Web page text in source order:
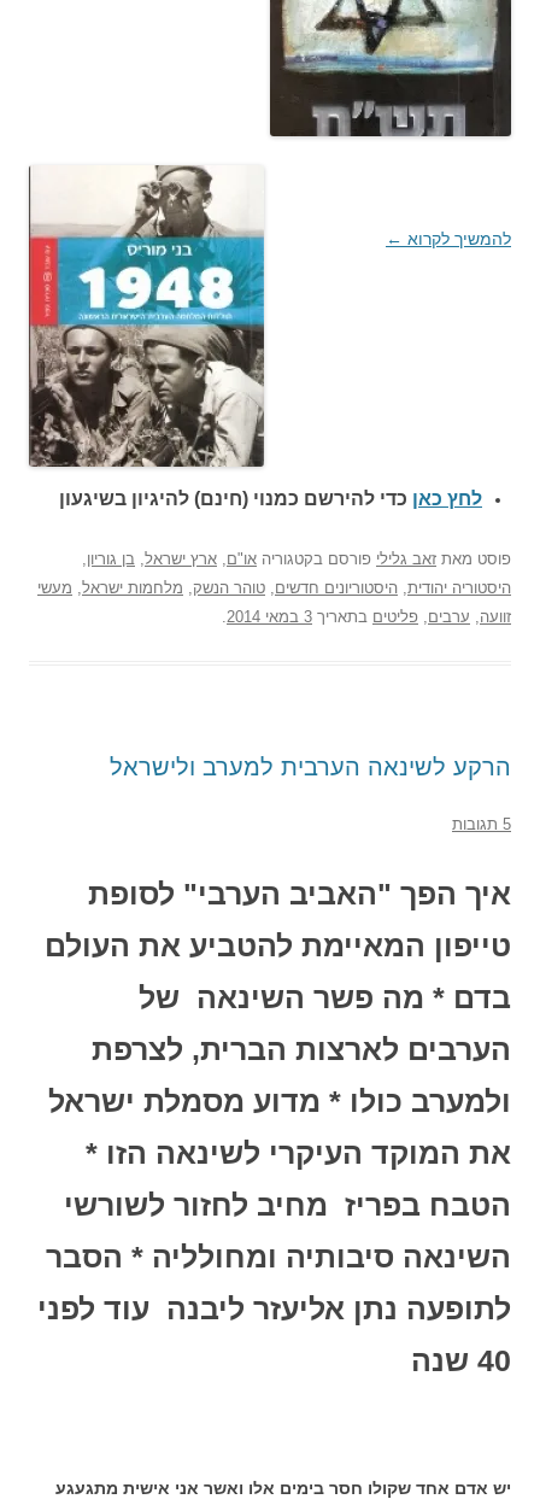
להמשיך לקרוא ←
לחץ כאן כדי להירשם כמנוי (חינם) להיגיון בשיגעון
פוסט מאת זאב גלילי פורסם בקטגוריה או"ם ארץ ישראל בן גוריון
היסטוריה יהודית היסטוריונים חדשים טוהר הנשק מלחמות ישראל מעשי
זוועה
ערבים פליטים בתאריך 3 במאי 2014
הרקע לשינאה הערבית למערב ולישראל
5 תגובות
איך הפך "האביב הערבי" לסופת
טייפון המאיימת להטביע את העולם
בדם * מה פשר השינאה של
הערבים לארצות הברית, לצרפת
ולמערב כולו * מדוע מסמלת ישראל
את המוקד העיקרי לשינאה הזו *
הטבח בפריז מחיב לחזור לשורשי
השינאה סיבותיה ומחולליה * הסבר
לתופעה נתן אליעזר ליבנה עוד לפני
40 שנה
יש אדם אחד שקולו חסר בימים אלו ואשר אני אישית מתגעגע